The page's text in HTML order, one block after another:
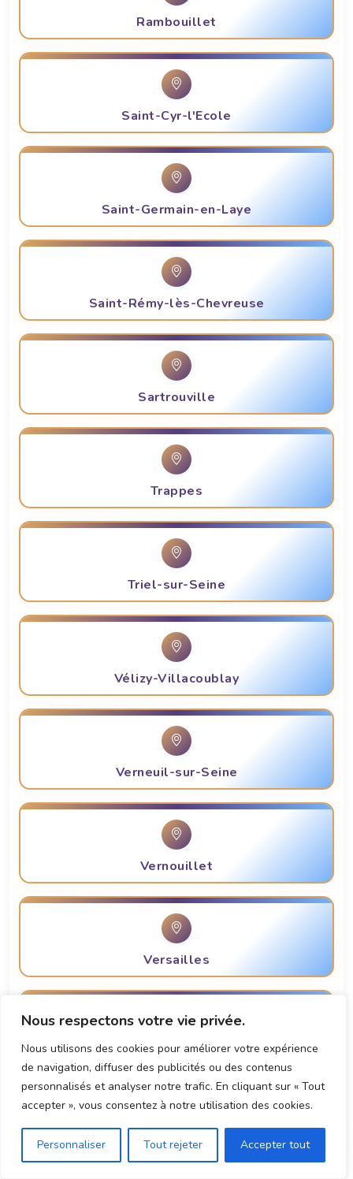
Nous respectons votre vie privée.
Nous utilisons des cookies pour améliorer votre expérience
de navigation, diffuser des publicités ou des contenus
personnalisés et analyser notre trafic. En cliquant sur « Tout
accepter », vous consentez à notre utilisation des cookies.
Personnaliser Tout rejeter Accepter tout
Rambouillet
Saint-Cyr-l'Ecole
Saint-Germain-en-Laye
Saint-Rémy-lès-Chevreuse
Sartrouville
Trappes
Triel-sur-Seine
Vélizy-Villacoublay
Verneuil-sur-Seine
Vernouillet
Versailles
Villepreux
Viroflay